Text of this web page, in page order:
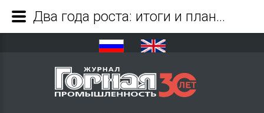
Два года роста: итоги и планы ГХХ Фарцойге - Журнал Горная промышленность